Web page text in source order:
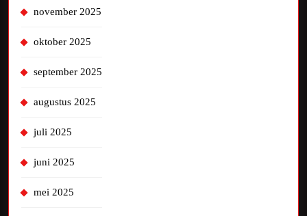
november 2025
oktober 2025
september 2025
augustus 2025
juli 2025
juni 2025
mei 2025